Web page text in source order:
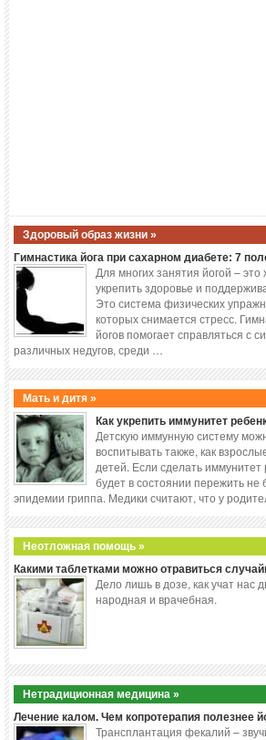
Здоровый образ жизни »
Гимнастика йога при сахарном диабете: 7
Для многих занятия йогой –
укрепить здоровье и
Это система физических
которых снимается стресс.
йогов помогает справляться с
различных недугов, среди …
Мать и дитя »
Как укрепить иммунитет
Детскую иммунную систему
воспитывать также, как
детей. Если сделать
будет в состоянии пережить не
эпидемии гриппа. Медики считают, что у
Неотложная помощь »
Какими таблетками можно отравиться
Дело лишь в дозе, как учат нас
народная и врачебная.
Нетрадиционная медицина »
Лечение калом. Чем копротерапия полезнее
Трансплантация фекалий –